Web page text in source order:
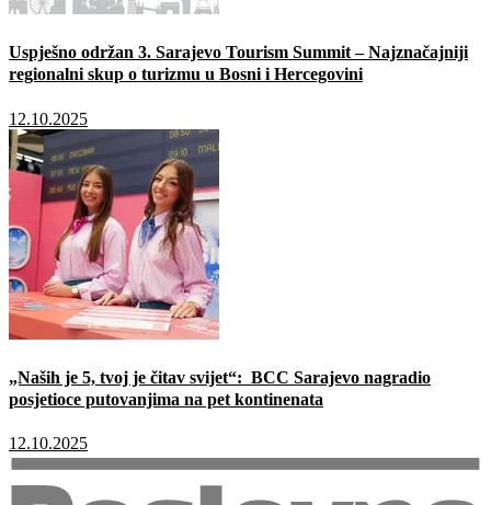
Uspješno održan 3. Sarajevo Tourism Summit – Najznačajniji
regionalni skup o turizmu u Bosni i Hercegovini
12.10.2025
„Naših je 5, tvoj je čitav svijet“: BCC Sarajevo nagradio
posjetioce putovanjima na pet kontinenata
12.10.2025